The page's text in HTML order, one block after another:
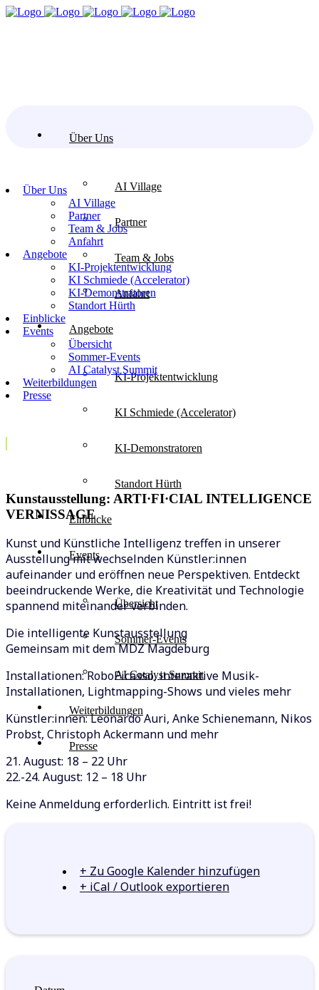
Über Uns
AI Village
Partner
Team & Jobs
Anfahrt
Angebote
KI-Projektentwicklung
KI Schmiede (Accelerator)
KI-Demonstratoren
Standort Hürth
Einblicke
Events
Übersicht
Sommer-Events
AI Catalyst Summit
Weiterbildungen
Presse
Über Uns
AI Village
Partner
Team & Jobs
Anfahrt
Angebote
KI-Projektentwicklung
KI Schmiede (Accelerator)
KI-Demonstratoren
Standort Hürth
Einblicke
Events
Übersicht
Sommer-Events
AI Catalyst Summit
Weiterbildungen
Presse
Kunstausstellung: ARTI·FI·CIAL INTELLIGENCE
VERNISSAGE
Kunst und Künstliche Intelligenz treffen in unserer
Ausstellung mit wechselnden Künstler:innen
aufeinander und eröffnen neue Perspektiven. Entdeckt
beeindruckende Werke, die Kreativität und Technologie
spannend miteinander verbinden.
Die intelligente Kunstausstellung
Gemeinsam mit dem MDZ Magdeburg
Installationen: RoboPicasso, interaktive Musik-
Installationen, Lightmapping-Shows und vieles mehr
Künstler:innen: Leonardo Auri, Anke Schienemann, Nikos
Probst, Christoph Ackermann und mehr
21. August: 18 – 22 Uhr
22.-24. August: 12 – 18 Uhr
Keine Anmeldung erforderlich. Eintritt ist frei!
+ Zu Google Kalender hinzufügen
+ iCal / Outlook exportieren